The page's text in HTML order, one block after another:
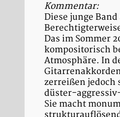
Kommentar:
Diese junge
Das im Sommer
kompositorisch
Atmosphäre. In
zerreißen jedoch
düster-
Sie macht